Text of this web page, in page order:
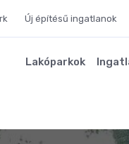
Új építésű ingatlanok
Lakóparkok